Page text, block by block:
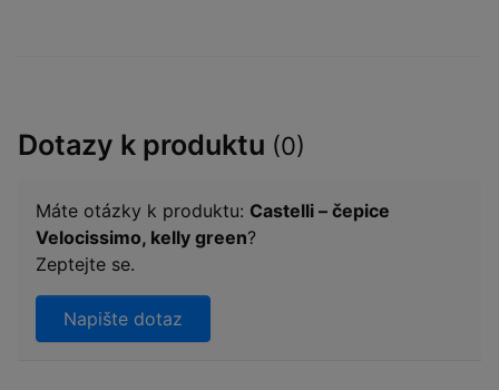
Dotazy k produktu (0)
Máte otázky k produktu: Castelli – čepice
Velocissimo, kelly green?
Zeptejte se.
Napište dotaz